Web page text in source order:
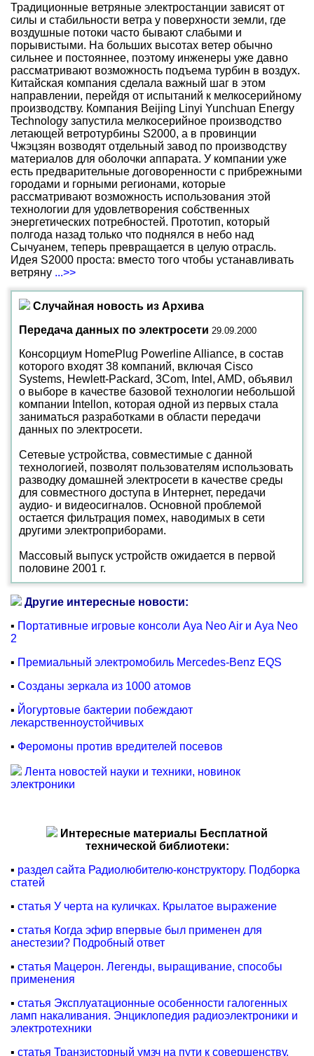
Традиционные ветряные электростанции зависят от
силы и стабильности ветра у поверхности земли, где
воздушные потоки часто бывают слабыми и
порывистыми. На больших высотах ветер обычно
сильнее и постояннее, поэтому инженеры уже давно
рассматривают возможность подъема турбин в воздух.
Китайская компания сделала важный шаг в этом
направлении, перейдя от испытаний к мелкосерийному
производству. Компания Beijing Linyi Yunchuan Energy
Technology запустила мелкосерийное производство
летающей ветротурбины S2000, а в провинции
Чжэцзян возводят отдельный завод по производству
материалов для оболочки аппарата. У компании уже
есть предварительные договоренности с прибрежными
городами и горными регионами, которые
рассматривают возможность использования этой
технологии для удовлетворения собственных
энергетических потребностей. Прототип, который
полгода назад только что поднялся в небо над
Сычуанем, теперь превращается в целую отрасль.
Идея S2000 проста: вместо того чтобы устанавливать
ветряну ...>>
Случайная новость из Архива
Передача данных по электросети 29.09.2000
Консорциум HomePlug Powerline Alliance, в состав
которого входят 38 компаний, включая Cisco
Systems, Hewlett-Packard, 3Com, Intel, AMD, объявил
о выборе в качестве базовой технологии небольшой
компании Intellon, которая одной из первых стала
заниматься разработками в области передачи
данных по электросети.
Сетевые устройства, совместимые с данной
технологией, позволят пользователям использовать
разводку домашней электросети в качестве среды
для совместного доступа в Интернет, передачи
аудио- и видеосигналов. Основной проблемой
остается фильтрация помех, наводимых в сети
другими электроприборами.
Массовый выпуск устройств ожидается в первой
половине 2001 г.
Другие интересные новости:
▪ Портативные игровые консоли Aya Neo Air и Aya Neo
2
▪ Премиальный электромобиль Mercedes-Benz EQS
▪ Созданы зеркала из 1000 атомов
▪ Йогуртовые бактерии побеждают
лекарственноустойчивых
▪ Феромоны против вредителей посевов
Лента новостей науки и техники, новинок
электроники
Интересные материалы Бесплатной
технической библиотеки:
▪ раздел сайта Радиолюбителю-конструктору. Подборка
статей
▪ статья У черта на куличках. Крылатое выражение
▪ статья Когда эфир впервые был применен для
анестезии? Подробный ответ
▪ статья Мацерон. Легенды, выращивание, способы
применения
▪ статья Эксплуатационные особенности галогенных
ламп накаливания. Энциклопедия радиоэлектроники и
электротехники
▪ статья Транзисторный умзч на пути к совершенству.